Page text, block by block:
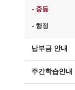
- 중등
- 행정
납부금 안내
주간학습안내